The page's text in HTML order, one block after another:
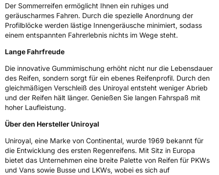
Rollgeräusch (Klasse)B
Rollgeräusch (dB)70
3PMSF / Schneeflockensymbol / Alpine-SymbolNein
EisgripNein
EPREL ID636259
Allgemeine Produktsicherheit (GPSR)
HerstellerkontaktContinental Reifen Deutschland GmbH,
Continental-Plaza 1 30175 Hannover
Deutschland,
customerservice_tires@conti.de
Der Sommerreifen ermöglicht Ihnen ein ruhiges und
geräuscharmes Fahren. Durch die spezielle Anordnung der
Profilblöcke werden lästige Innengeräusche minimiert, sodass
einem entspannten Fahrerlebnis nichts im Wege steht.
Lange Fahrfreude
Die innovative Gummimischung erhöht nicht nur die Lebensdauer
des Reifen, sondern sorgt für ein ebenes Reifenprofil. Durch den
gleichmäßigen Verschleiß des Uniroyal entsteht weniger Abrieb
und der Reifen hält länger. Genießen Sie langen Fahrspaß mit
hoher Laufleistung.
Über den Hersteller Uniroyal
Uniroyal, eine Marke von Continental, wurde 1969 bekannt für
die Entwicklung des ersten Regenreifens. Mit Sitz in Europa
bietet das Unternehmen eine breite Palette von Reifen für PKWs
und Vans sowie Busse und LKWs, wobei es sich auf